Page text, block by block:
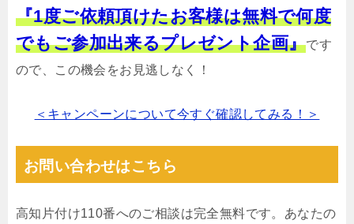
『1度ご依頼頂けたお客様は無料で何度
でもご参加出来るプレゼント企画』です
ので、この機会をお見逃しなく！
＜キャンペーンについて今すぐ確認してみる！＞
お問い合わせはこちら
高知片付け110番へのご相談は完全無料です。あなたの